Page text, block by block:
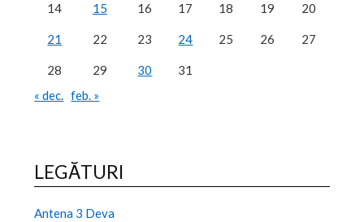
14 15 16 17 18 19 20
21 22 23 24 25 26 27
28 29 30
31
« dec. feb. »
LEGĂTURI
Antena 3 Deva